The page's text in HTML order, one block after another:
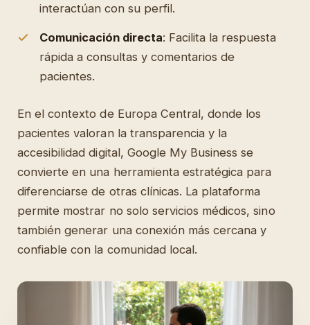
interactúan con su perfil.
Comunicación directa: Facilita la respuesta
rápida a consultas y comentarios de
pacientes.
En el contexto de Europa Central, donde los
pacientes valoran la transparencia y la
accesibilidad digital, Google My Business se
convierte en una herramienta estratégica para
diferenciarse de otras clínicas. La plataforma
permite mostrar no solo servicios médicos, sino
también generar una conexión más cercana y
confiable con la comunidad local.